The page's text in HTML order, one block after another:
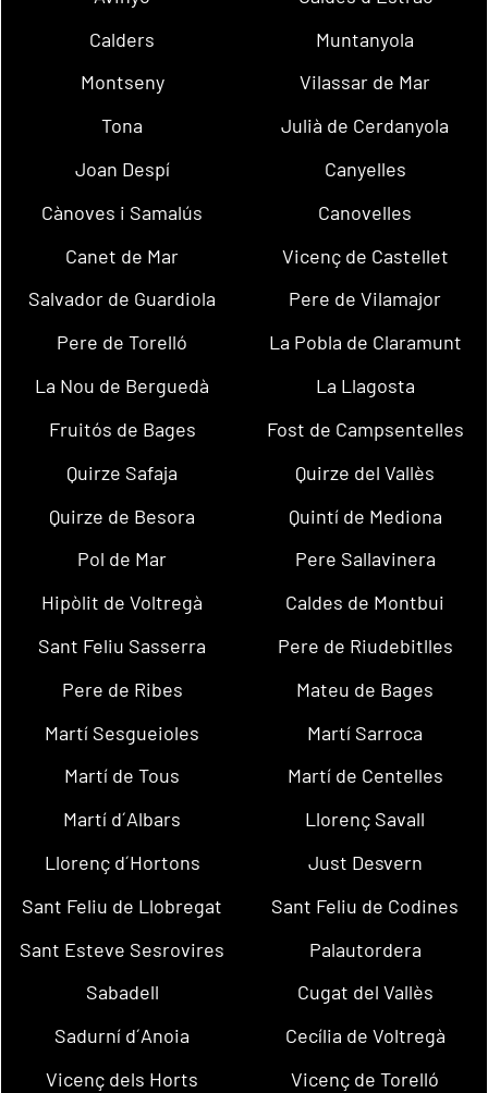
Calders
Muntanyola
Montseny
Vilassar de Mar
Tona
Julià de Cerdanyola
Joan Despí
Canyelles
Cànoves i Samalús
Canovelles
Canet de Mar
Vicenç de Castellet
Salvador de Guardiola
Pere de Vilamajor
Pere de Torelló
La Pobla de Claramunt
La Nou de Berguedà
La Llagosta
Fruitós de Bages
Fost de Campsentelles
Quirze Safaja
Quirze del Vallès
Quirze de Besora
Quintí de Mediona
Pol de Mar
Pere Sallavinera
Hipòlit de Voltregà
Caldes de Montbui
Sant Feliu Sasserra
Pere de Riudebitlles
Pere de Ribes
Mateu de Bages
Martí Sesgueioles
Martí Sarroca
Martí de Tous
Martí de Centelles
Martí d´Albars
Llorenç Savall
Llorenç d´Hortons
Just Desvern
Sant Feliu de Llobregat
Sant Feliu de Codines
Sant Esteve Sesrovires
Palautordera
Sabadell
Cugat del Vallès
Sadurní d´Anoia
Cecília de Voltregà
Vicenç dels Horts
Vicenç de Torelló